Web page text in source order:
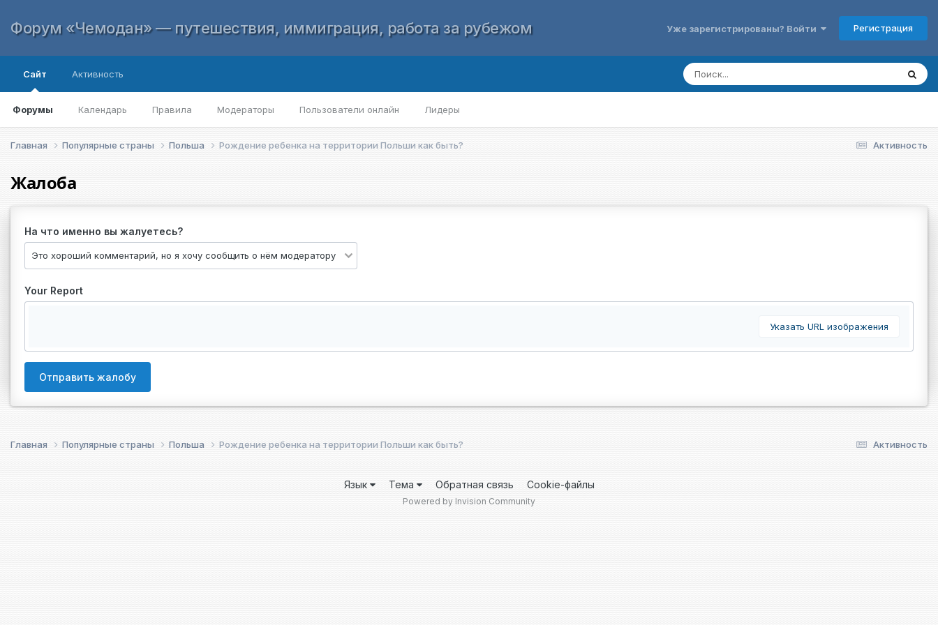
Форум «Чемодан» — путешествия, иммиграция, работа за рубежом Уже зарегистрированы? Войти Регистрация
Сайт
Форумы Календарь Правила Модераторы Пользователи онлайн Лидеры
Активность
Активность
Главная Популярные страны Польша Poждение ребенка на территории Польши как быть?
Жалоба
На что именно вы жалуетесь?
Your Report
Указать URL изображения
Отправить жалобу
Активность
Главная Популярные страны Польша Poждение ребенка на территории Польши как быть?
Язык Тема Обратная связь Cookie-файлы
Powered by Invision Community